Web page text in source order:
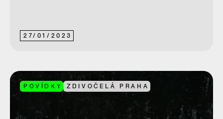
27/ 01/ 2023
POVÍDKY ZDIVOČELÁ PRAHA